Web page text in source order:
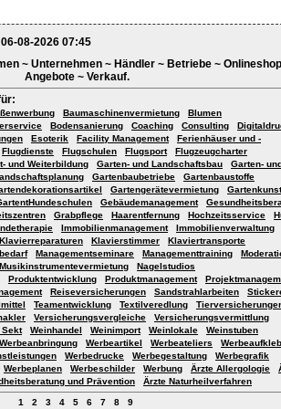
08-2026 07:45
~ Unternehmen ~ Händler ~ Betriebe ~
Angebote ~ Verkauf.
Baumaschinenvermietung
Blumen
Bodensanierung Coaching Consulting
Esoterik Facility Management
Ferienhäuser und -
Flugdienste Flugschulen Flugsport
Flugzeugcharter
und Weiterbildung Garten- und Landschaftsbau
Garten- und
Gartenbaubetriebe
Gartenbaustoffe
Gartengerätevermietung
Gartenkunst
Gebäudemanagement
Grabpflege Haarentfernung Hochzeitsservice
Immobilienmanagement
Immobilienverwaltung
Klavierreparaturen Klavierstimmer
Klaviertransporte
Managementseminare Managementtraining
Musikinstrumentevermietung
Nagelstudios
Produktentwicklung Produktmanagement
Reiseversicherungen Sandstrahlarbeiten
Teamentwicklung Textilveredlung
Versicherungsvergleiche
Versicherungsvermittlung
Sekt Weinhandel Weinimport Weinlokale
Weinstuben
Werbeanbringung Werbeartikel Werbeateliers
Werbedrucke Werbegestaltung
Werbegrafik
Werbeplanen Werbeschilder Werbung Ärzte Allergologie
und Prävention Ärzte Naturheilverfahren
1 2 3 4 5 6 7 8
9